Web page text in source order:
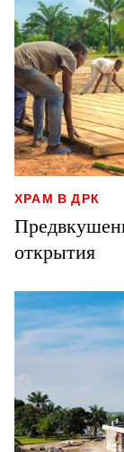
ХРАМ В ДРК
открытия